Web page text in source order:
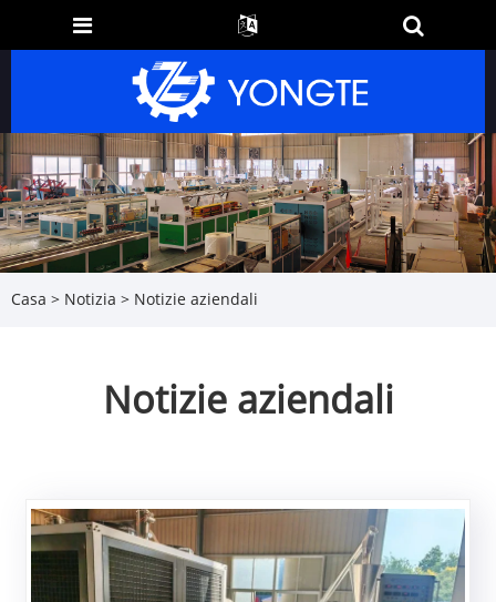
Casa > Notizia > Notizie aziendali
Notizie aziendali